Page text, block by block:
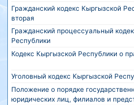
Гражданский кодекс Кыргызской
вторая
Гражданский процессуальный
Республики
Кодекс Кыргызской Республики о
Уголовный кодекс Кыргызской
Положение о порядке
юридических лиц, филиалов и